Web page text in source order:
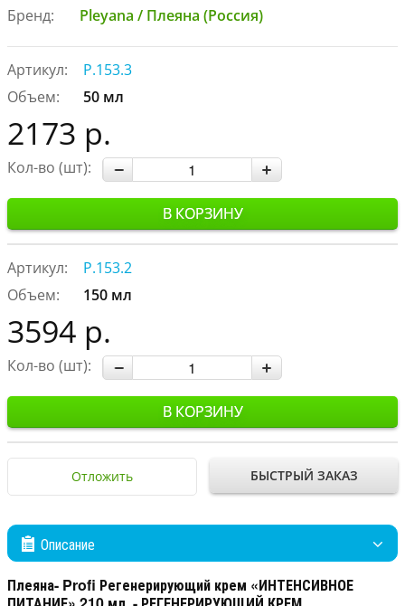
Бренд:
Pleyana / Плеяна (Россия)
Артикул:
P.153.3
Объем:
50 мл
2173 р.
Кол-во (шт):
В КОРЗИНУ
Артикул:
P.153.2
Объем:
150 мл
3594 р.
Кол-во (шт):
В КОРЗИНУ
Отложить БЫСТРЫЙ ЗАКАЗ
Описание
Плеяна- Profi Регенерирующий крем «ИНТЕНСИВНОЕ